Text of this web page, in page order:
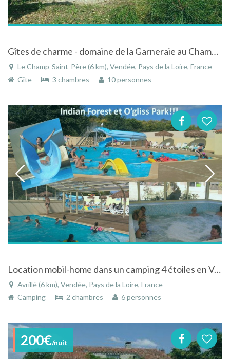
Gîtes de charme - domaine de la Garneraie au Champ-Saint-Père en Vendée - Pays de la Loire
Le Champ-Saint-Père (6 km), Vendée, Pays de la Loire, France
Gîte
3 chambres 10 personnes
Location mobil-home dans un camping 4 étoiles en Vendée
Avrillé (6 km), Vendée, Pays de la Loire, France
Camping
2 chambres 6 personnes
200€/nuit